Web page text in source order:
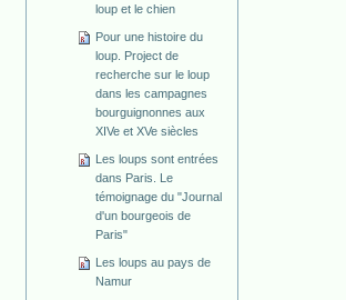
loup et le chien
Pour une histoire du
loup. Project de
recherche sur le loup
dans les campagnes
bourguignonnes aux
XIVe et XVe siècles
Les loups sont entrées
dans Paris. Le
témoignage du "Journal
d'un bourgeois de
Paris"
Les loups au pays de
Namur